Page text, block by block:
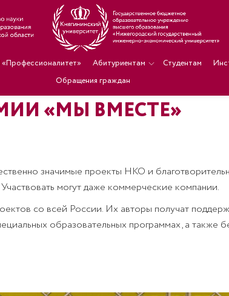
Абитуриентам Студентам
Обращения граждан
«МЫ ВМЕСТЕ»
значимые проекты НКО и
могут даже коммерческие компании.
со всей России. Их авторы получат
образовательных программах, а также